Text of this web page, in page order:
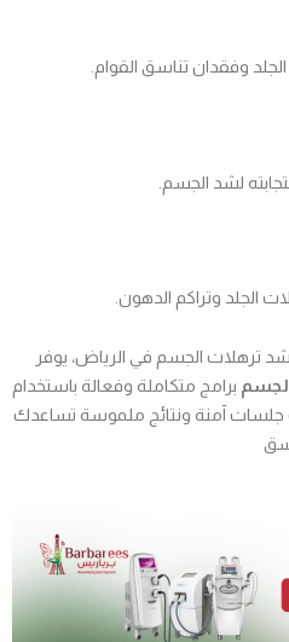
وفقدان تناسق القوام.
لشد الجسم.
الجلد وتراكم الدهون.
ترهلات الجسم في الرياض، يوفر
برامج متكاملة وفعالة باستخدام
جلسات آمنة ونتائج ملموسة تساعدك